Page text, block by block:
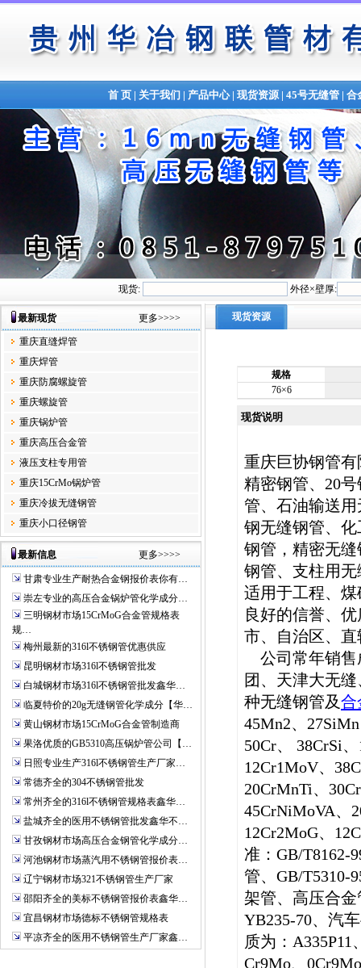
首 页| 关于我们 | 产品中心| 现货资源| 45号无缝管| 合
现货: 外径×壁厚:
最新现货 更多>>>>
重庆直缝焊管
重庆焊管
重庆防腐螺旋管
重庆螺旋管
重庆锅炉管
重庆高压合金管
液压支柱专用管
重庆15CrMo锅炉管
重庆冷拔无缝钢管
重庆小口径钢管
最新信息 更多>>>>
甘肃专业生产耐热合金钢报价表你有…
崇左专业的高压合金锅炉管化学成分…
三明钢材市场15CrMoG合金管规格表
规…
梅州最新的316l不锈钢管优惠供应
昆明钢材市场316l不锈钢管批发
白城钢材市场316l不锈钢管批发鑫华…
临夏特价的20g无缝钢管化学成分【华…
黄山钢材市场15CrMoG合金管制造商
果洛优质的GB5310高压锅炉管公司【…
日照专业生产316l不锈钢管生产厂家…
常德齐全的304不锈钢管批发
常州齐全的316l不锈钢管规格表鑫华…
盐城齐全的医用不锈钢管批发鑫华不…
甘孜钢材市场高压合金钢管化学成分…
河池钢材市场蒸汽用不锈钢管报价表…
辽宁钢材市场321不锈钢管生产厂家
邵阳齐全的美标不锈钢管报价表鑫华…
宜昌钢材市场德标不锈钢管规格表
平凉齐全的医用不锈钢管生产厂家鑫…
现货资源
规格
76×6
现货说明
重庆巨协钢管
精密钢管、20
管、石油输送
钢无缝钢管、
钢管，精密无
钢管、支柱用
适用于工程、
良好的信誉、
市、自治区、
公司常年销售
团、天津大无
种无缝钢管及合
45Mn2、
50Cr、 38CrSi
12Cr1MoV、
20CrMnTi、
45CrNiMoVA、
12Cr2MoG、
准：GB/T8162-
管、GB/T5310-
架管、高压合金
YB235-70、汽
质为：A335P11
Cr9Mo、